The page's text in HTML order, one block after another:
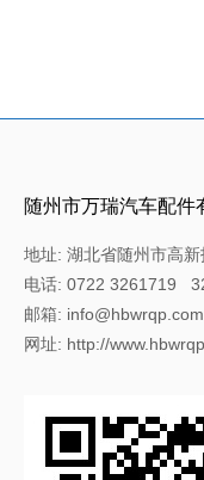
随州市万瑞汽车配件
地址: 湖北省随州市高
电话: 0722 3261719
邮箱: info@hbwrqp.com
网址: http://